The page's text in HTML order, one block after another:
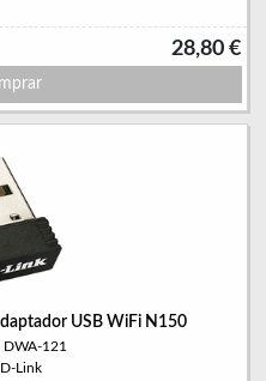
28,80 €
USB WiFi N150
DWA-121
Link